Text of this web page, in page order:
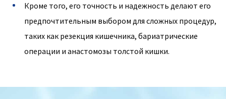
Кроме того, его точность и надежность делают его
предпочтительным выбором для сложных процедур,
таких как резекция кишечника, бариатрические
операции и анастомозы толстой кишки.